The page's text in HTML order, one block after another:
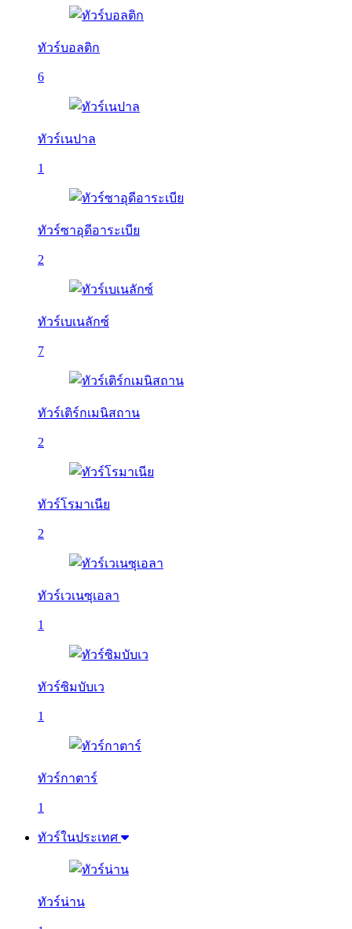
ทัวร์บอลติก
6
ทัวร์เนปาล
1
ทัวร์ซาอุดีอาระเบีย
2
ทัวร์เบเนลักซ์
7
ทัวร์เติร์กเมนิสถาน
2
ทัวร์โรมาเนีย
2
ทัวร์เวเนซุเอลา
1
ทัวร์ซิมบับเว
1
ทัวร์กาตาร์
1
ทัวร์ในประเทศ
ทัวร์น่าน